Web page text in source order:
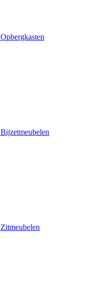
Opbergkasten
Bijzetmeubelen
Zitmeubelen